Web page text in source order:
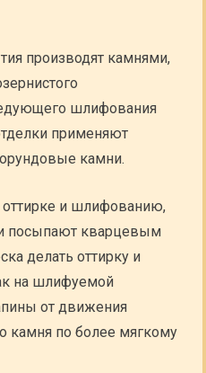
производят камнями,
шлифования
применяют
камни.
и шлифованию,
посыпают кварцевым
делать оттирку и
на шлифуемой
от движения
камня по более мягкому